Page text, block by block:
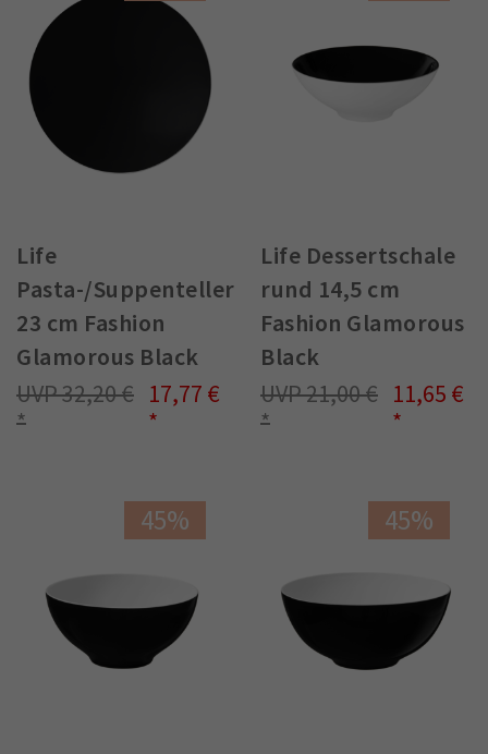
Life
Pasta-/Suppenteller
23 cm Fashion
Glamorous Black
32,20 € 17,77 €
Life Dessertschale
rund 14,5 cm
Fashion Glamorous
Black
21,00 € 11,65 €
45% 45%